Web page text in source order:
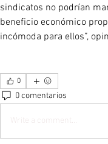
sindicatos no podrían
beneficio económico
incómoda para ellos”,
0
0 comentarios
Write a comment...